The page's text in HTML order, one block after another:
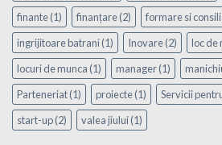
finante(1) finanțare(2) formare si
ingrijitoare batrani(1) Inovare(2) loc de
locuri de munca (1) manager(1)
Parteneriat(1) proiecte(1) Servicii
start-up(2) valea jiului(1)